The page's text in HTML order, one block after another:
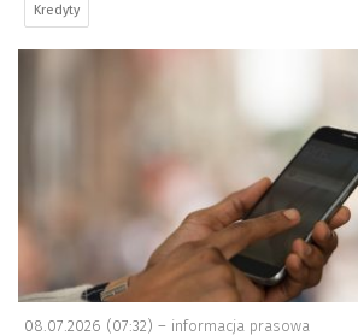
Kredyty
a
08.07.2026 (07:32) – informacja prasowa